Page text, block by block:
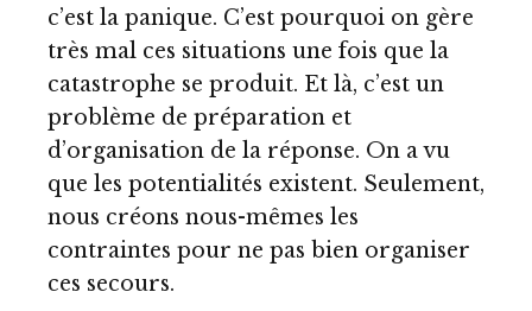
c’est la panique. C’est pourquoi on gère
très mal ces situations une fois que la
catastrophe se produit. Et là, c’est un
problème de préparation et
d’organisation de la réponse. On a vu
que les potentialités existent. Seulement,
nous créons nous-mêmes les
contraintes pour ne pas bien organiser
ces secours.